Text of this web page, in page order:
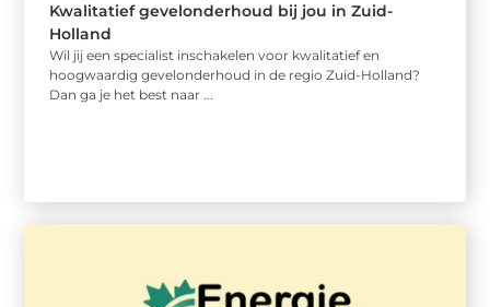
Kwalitatief gevelonderhoud bij jou in Zuid-
Holland
Wil jij een specialist inschakelen voor kwalitatief en
hoogwaardig gevelonderhoud in de regio Zuid-Holland?
Dan ga je het best naar ...